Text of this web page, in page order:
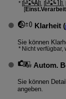
[ ], [ ],
[
Klarheit(
Sie können
Nicht verfügbar,
Autom.
Sie können
angeben.